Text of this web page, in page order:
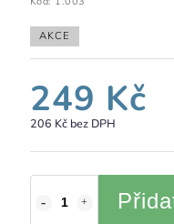
AKCE
249 Kč
206 Kč bez DPH